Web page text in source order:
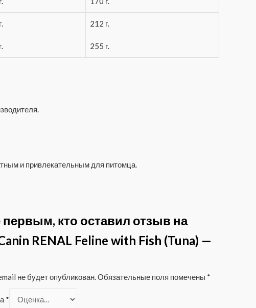
212 г.
255 г.
и привлекательным для питомца.
первым, кто оставил отзыв на
RENAL Feline with Fish (Tuna) —
не будет опубликован.Обязательные поля помечены *
*